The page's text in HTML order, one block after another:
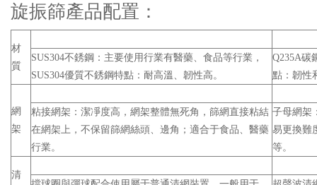
旋振篩產品配置：
材
質
SUS304不銹鋼：主要使用行業有醫藥、食品等行業，
SUS304優質不銹鋼特點：耐高溫、韌性高。
Q235A碳
點：韌性
網
架
粘接網架：潔凈度高，網架整體無死角，篩網直接粘結
在網架上，不保留篩網絲頭、邊角；適合于食品、醫藥
行業。
子母網架
易更換難
等。
清